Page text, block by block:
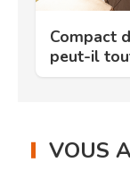
Compact
peut-il
VOUS